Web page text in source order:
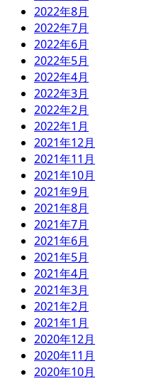
2022年8月
2022年7月
2022年6月
2022年5月
2022年4月
2022年3月
2022年2月
2022年1月
2021年12月
2021年11月
2021年10月
2021年9月
2021年8月
2021年7月
2021年6月
2021年5月
2021年4月
2021年3月
2021年2月
2021年1月
2020年12月
2020年11月
2020年10月